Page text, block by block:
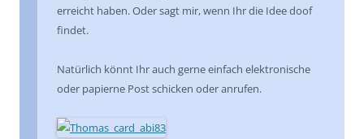
erreicht haben. Oder sagt mir, wenn Ihr die Idee doof
findet.
Natürlich könnt Ihr auch gerne einfach elektronische
oder papierne Post schicken oder anrufen.